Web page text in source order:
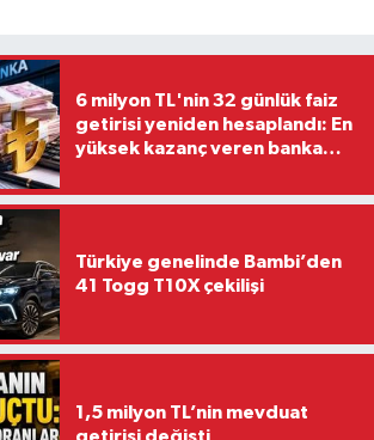
6 milyon TL'nin 32 günlük faiz
getirisi yeniden hesaplandı: En
yüksek kazanç veren banka
Türkiye genelinde Bambi’den
41 Togg T10X çekilişi
1,5 milyon TL’nin mevduat